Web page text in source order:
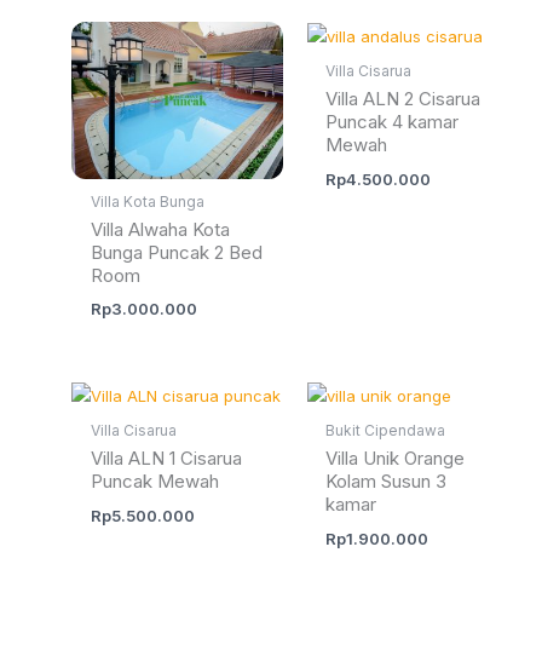
Villa Kota Bunga
Villa Alwaha Kota
Bunga Puncak 2 Bed
Room
Rp3.000.000
Villa Cisarua
Villa ALN 2 Cisarua
Puncak 4 kamar
Mewah
Rp4.500.000
Villa Cisarua
Villa ALN 1 Cisarua
Puncak Mewah
Rp5.500.000
Bukit Cipendawa
Villa Unik Orange
Kolam Susun 3
kamar
Rp1.900.000